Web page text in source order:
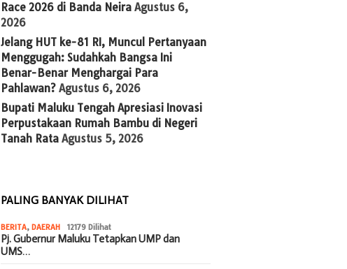
Race 2026 di Banda Neira Agustus 6,
2026
Jelang HUT ke-81 RI, Muncul Pertanyaan
Menggugah: Sudahkah Bangsa Ini
Benar-Benar Menghargai Para
Pahlawan? Agustus 6, 2026
Bupati Maluku Tengah Apresiasi Inovasi
Perpustakaan Rumah Bambu di Negeri
Tanah Rata Agustus 5, 2026
PALING BANYAK DILIHAT
BERITA,DAERAH 12179 Dilihat
Pj. Gubernur Maluku Tetapkan UMP dan
UMS…